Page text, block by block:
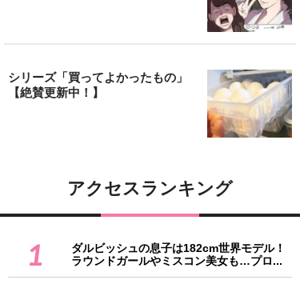
シリーズ「買ってよかったもの」
【絶賛更新中！】
アクセスランキング
1
ダルビッシュの息子は182cm世界モデル！
ラウンドガールやミスコン美女も…プロ...